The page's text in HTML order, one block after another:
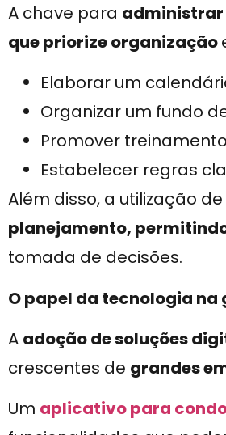
A chave para administrar
que priorize organização
Elaborar um
Organizar um fundo
Promover
Estabelecer regras
Além disso, a utilização
planejamento,
tomada de decisões.
O papel da tecnologia na
A adoção de soluções
crescentes de grandes
Um aplicativo para